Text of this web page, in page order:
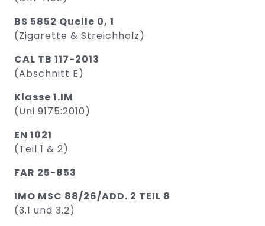
BS 5852 Quelle 0, 1
(Zigarette & Streichholz)
CAL TB 117-2013
(Abschnitt E)
Klasse 1.IM
(Uni 9175:2010)
EN 1021
(Teil 1 & 2)
FAR 25-853
IMO MSC 88/26/ADD. 2 TEIL 8
(3.1 und 3.2)